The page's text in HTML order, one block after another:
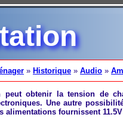
» Historique » Audio »
peut obtenir la tension de
Une autre
alimentations fournissent